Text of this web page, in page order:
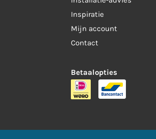
Inspiratie
Mijn account
Contact
Betaalopties